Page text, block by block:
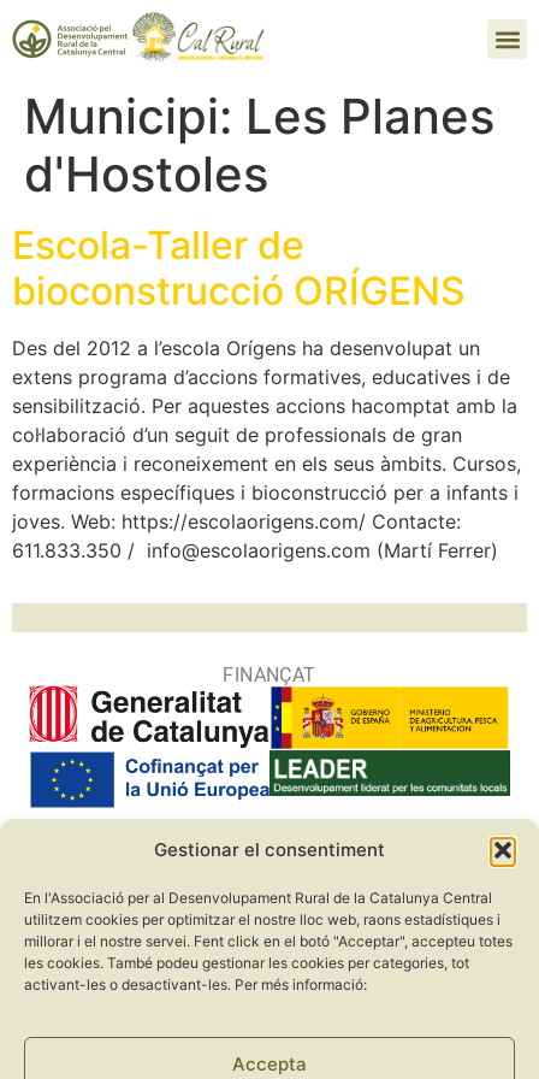
Gestionar el consentiment
En l'Associació per al Desenvolupament Rural de la Catalunya Central
utilitzem cookies per optimitzar el nostre lloc web, raons estadístiques i
millorar i el nostre servei. Fent click en el botó "Acceptar", accepteu totes
les cookies. També podeu gestionar les cookies per categories, tot
activant-les o desactivant-les. Per més informació:
Accepta
Municipi: Les Planes
d'Hostoles
Escola-Taller de
bioconstrucció ORÍGENS
Des del 2012 a l’escola Orígens ha desenvolupat un
extens programa d’accions formatives, educatives i de
sensibilització. Per aquestes accions hacomptat amb la
col·laboració d’un seguit de professionals de gran
experiència i reconeixement en els seus àmbits. Cursos,
formacions específiques i bioconstrucció per a infants i
joves. Web: https://escolaorigens.com/ Contacte:
611.833.350 / info@escolaorigens.com (Martí Ferrer)
FINANÇAT
COL·LABORADORS